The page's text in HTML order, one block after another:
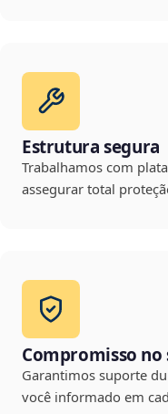
Estrutura segura
Trabalhamos com
assegurar total
Compromisso no
Garantimos suporte
você informado em